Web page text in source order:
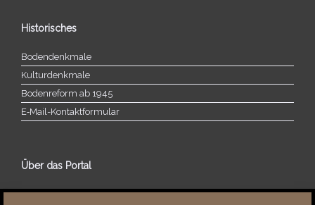
Historisches
Bodendenkmale
Kulturdenkmale
Bodenreform ab 1945
E‑Mail-​​Kontaktformular
Über das Portal
Über dieses Portal